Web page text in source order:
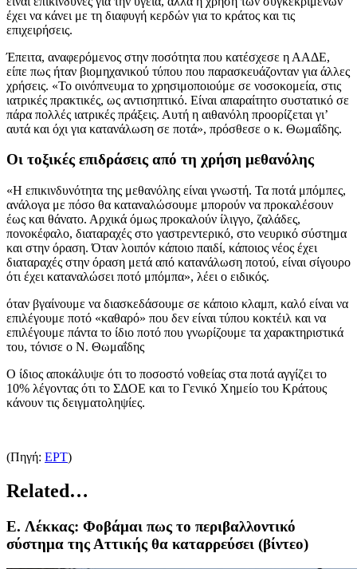
έχει να κάνει με τη διαφυγή κερδών για το κράτος και τις
επιχειρήσεις.
Έπειτα, αναφερόμενος στην ποσότητα που κατέσχεσε η ΑΑΔΕ,
είπε πως ήταν βιομηχανικού τύπου που παρασκευάζονταν για άλλες
χρήσεις. «Το οινόπνευμα το χρησιμοποιούμε σε νοσοκομεία, στις
ιατρικές πρακτικές, ως αντισηπτικό. Είναι απαραίτητο συστατικό σε
πάρα πολλές ιατρικές πράξεις. Αυτή η αιθανόλη προορίζεται γι’
αυτά και όχι για κατανάλωση σε ποτά», πρόσθεσε ο κ. Θωμαΐδης.
Οι τοξικές επιδράσεις από τη χρήση μεθανόλης
«Η επικινδυνότητα της μεθανόλης είναι γνωστή. Τα ποτά μπόμπες,
ανάλογα με πόσο θα καταναλώσουμε μπορούν να προκαλέσουν
έως και θάνατο. Αρχικά όμως προκαλούν ίλιγγο, ζαλάδες,
πονοκέφαλο, διαταραχές στο γαστρεντερικό, στο νευρικό σύστημα
και στην όραση. Όταν λοιπόν κάποιο παιδί, κάποιος νέος έχει
διαταραχές στην όραση μετά από κατανάλωση ποτού, είναι σίγουρο
ότι έχει καταναλώσει ποτό μπόμπα», λέει ο ειδικός.
όταν βγαίνουμε να διασκεδάσουμε σε κάποιο κλαμπ, καλό είναι να
επιλέγουμε ποτό «καθαρό» που δεν είναι τύπου κοκτέιλ και να
επιλέγουμε πάντα το ίδιο ποτό που γνωρίζουμε τα χαρακτηριστικά
του, τόνισε ο Ν. Θωμαΐδης
Ο ίδιος αποκάλυψε ότι το ποσοστό νοθείας στα ποτά αγγίζει το
10% λέγοντας ότι το ΣΔΟΕ και το Γενικό Χημείο του Κράτους
κάνουν τις δειγματοληψίες.
(Πηγή: ΕΡΤ)
Related…
E. Λέκκας: Φοβάμαι πως το περιβαλλοντικό
σύστημα της Αττικής θα καταρρεύσει (βίντεο)